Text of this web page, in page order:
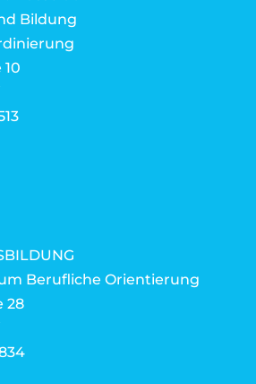
Bildung
Berufliche Orientierung
28